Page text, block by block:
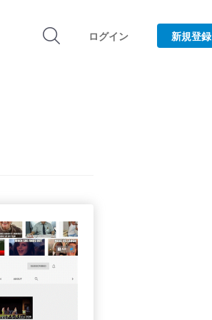
ログイン 新規登録